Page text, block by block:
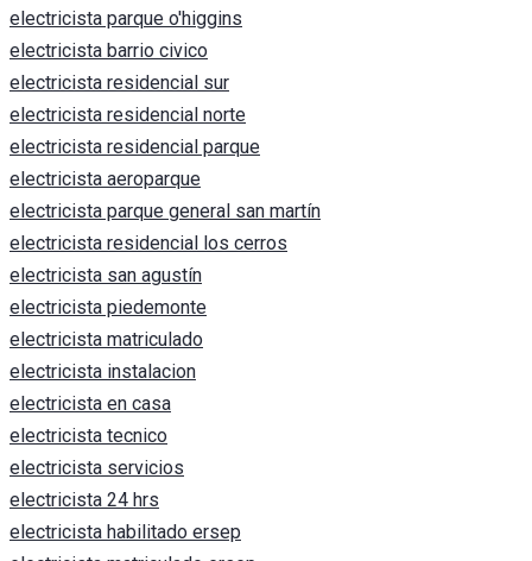
electricista parque o'higgins
electricista barrio civico
electricista residencial sur
electricista residencial norte
electricista residencial parque
electricista aeroparque
electricista parque general san martín
electricista residencial los cerros
electricista san agustín
electricista piedemonte
electricista matriculado
electricista instalacion
electricista en casa
electricista tecnico
electricista servicios
electricista 24 hrs
electricista habilitado ersep